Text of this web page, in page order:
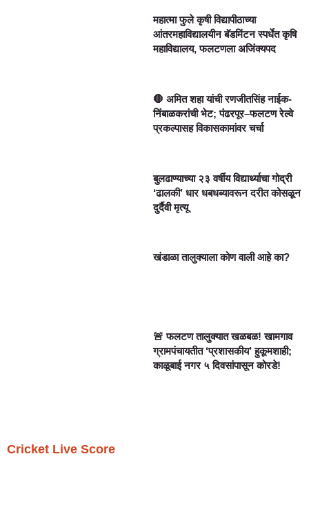
महात्मा फुले कृषी विद्यापीठाच्या
आंतरमहाविद्यालयीन बॅडमिंटन स्पर्धेत कृषि
महाविद्यालय, फलटणला अजिंक्यपद
🛑 अमित शहा यांची रणजीतसिंह नाईक-
निंबाळकरांची भेट; पंढरपूर–फलटण रेल्वे
प्रकल्पासह विकासकामांवर चर्चा
बुलढाण्याच्या २३ वर्षीय विद्यार्थ्याचा गोद्री
‘ढालकी’ धार धबधब्यावरून दरीत कोसळून
दुर्दैवी मृत्यू
खंडाळा तालुक्याला कोण वाली आहे का?
🚨 फलटण तालुक्यात खळबळ! खामगाव
ग्रामपंचायतीत ‘प्रशासकीय’ हुकूमशाही;
काळूबाई नगर ५ दिवसांपासून कोरडे!
Cricket Live Score